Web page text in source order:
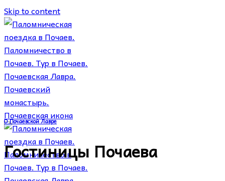
Skip to content
О Почаевской Лавре
Гостиницы Почаева